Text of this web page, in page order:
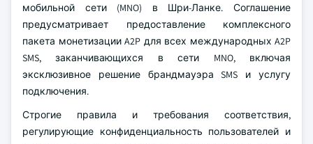
мобильной сети (MNO) в Шри-Ланке. Соглашение
предусматривает предоставление комплексного
пакета монетизации A2P для всех международных A2P
SMS, заканчивающихся в сети MNO, включая
эксклюзивное решение брандмауэра SMS и услугу
подключения.
Строгие правила и требования соответствия,
регулирующие конфиденциальность пользователей и